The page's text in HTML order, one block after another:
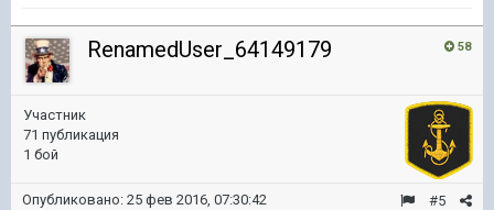
58
RenamedUser_64149179
Участник
71 публикация
1 бой
#5
Опубликовано: 25 фев 2016, 07:30:42